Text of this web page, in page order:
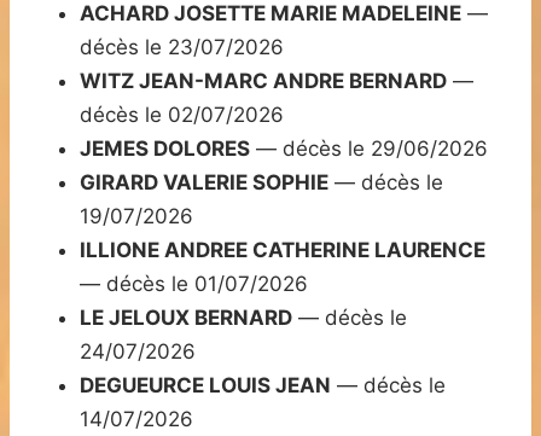
ACHARD JOSETTE MARIE MADELEINE —
décès le 23/07/2026
WITZ JEAN-MARC ANDRE BERNARD —
décès le 02/07/2026
JEMES DOLORES — décès le 29/06/2026
GIRARD VALERIE SOPHIE — décès le
19/07/2026
ILLIONE ANDREE CATHERINE LAURENCE
— décès le 01/07/2026
LE JELOUX BERNARD — décès le
24/07/2026
DEGUEURCE LOUIS JEAN — décès le
14/07/2026